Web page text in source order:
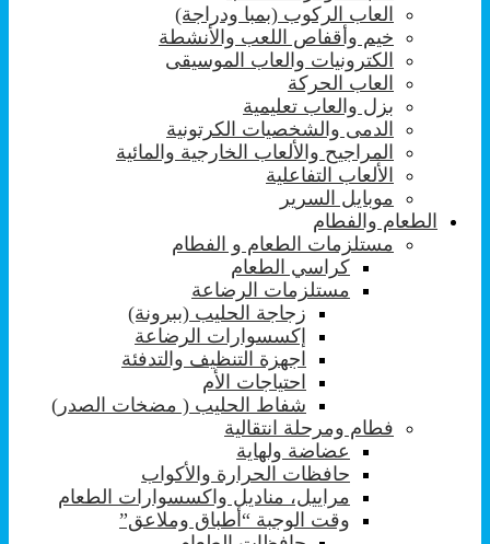
العاب الركوب (بمبا ودراجة)
خيم وأقفاص اللعب والأنشطة
الكترونيات والعاب الموسيقى
العاب الحركة
بزل والعاب تعليمية
الدمى والشخصيات الكرتونية
المراجيح والألعاب الخارجية والمائية
الألعاب التفاعلية
موبايل السرير
الطعام والفطام
مستلزمات الطعام و الفطام
كراسي الطعام
مستلزمات الرضاعة
زجاجة الحليب (ببرونة)
إكسسوارات الرضاعة
اجهزة التنظيف والتدفئة
احتياجات الأم
شفاط الحليب ( مضخات الصدر)
فطام ومرحلة انتقالية
عضاضة ولهاية
حافظات الحرارة والأكواب
مراييل، مناديل واكسسوارات الطعام
وقت الوجبة “أطباق وملاعق”